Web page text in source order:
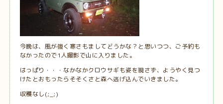
今晩は、風が強く寒さもましてどうかな？と思いつつ、ご予約も
なかったので1人撮影で山に入りました。
はっぱり・・・なかなかクロウサギも姿を現さず、ようやく見つ
けたとおもったらそそくさと森へ逃げ込んでいきました。
収穫なし(;_;)